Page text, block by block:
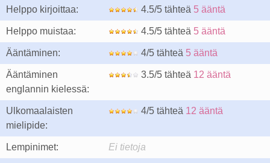
Helppo kirjoittaa: 4.5/5 tähteä 5 ääntä
Helppo muistaa: 4.5/5 tähteä 5 ääntä
Ääntäminen: 4/5 tähteä 5 ääntä
Ääntäminen
englannin kielessä:
3.5/5 tähteä 12 ääntä
Ulkomaalaisten
mielipide:
4/5 tähteä 12 ääntä
Lempinimet: Ei tietoja